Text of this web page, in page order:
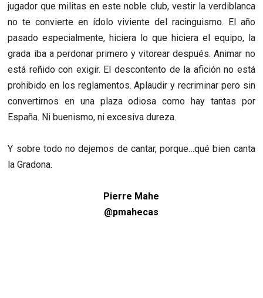
jugador que militas en este noble club, vestir la verdiblanca
no te convierte en ídolo viviente del racinguismo. El año
pasado especialmente, hiciera lo que hiciera el equipo, la
grada iba a perdonar primero y vitorear después. Animar no
está reñido con exigir. El descontento de la afición no está
prohibido en los reglamentos. Aplaudir y recriminar pero sin
convertirnos en una plaza odiosa como hay tantas por
España. Ni buenismo, ni excesiva dureza.
Y sobre todo no dejemos de cantar, porque…qué bien canta
la Gradona.
Pierre Mahe
@pmahecas